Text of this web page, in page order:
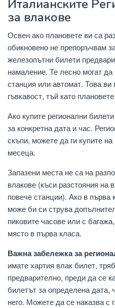
Италианските
за влакове
Освен ако плановете ви са
обикновено не препоръчвам
железопътни билети
намаление. Те лесно могат
станция или автомат. Това ви
гъвкавост, тъй като
Ако купите регионални
за конкретна дата и час.
скъпи, можете да ги купите
месеца.
Запазени места не са на
влакове (къси разстояния на
повече станции). Ако в първа
може би си струва
пиковите часове или с
място в първа класа.
Важна забележка за
имате хартия влак билет,
предварително, преди да се
билетът за определена дата,
него. Можете да се наказва с